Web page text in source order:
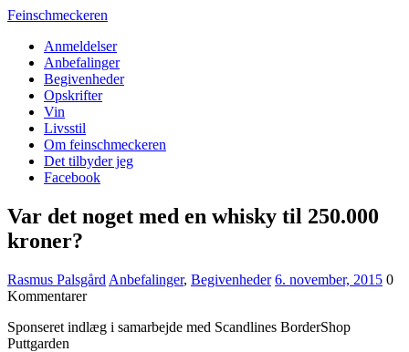
Feinschmeckeren
Anmeldelser
Anbefalinger
Begivenheder
Opskrifter
Vin
Livsstil
Om feinschmeckeren
Det tilbyder jeg
Facebook
Var det noget med en whisky til 250.000
kroner?
Rasmus Palsgård Anbefalinger, Begivenheder 6. november, 2015 0
Kommentarer
Sponseret indlæg i samarbejde med Scandlines BorderShop
Puttgarden